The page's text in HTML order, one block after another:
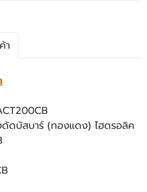
า
ดัดบัสบาร์ (ทองแดง) ไฮดรอลิค